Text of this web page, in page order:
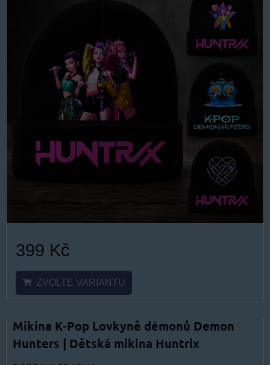
399 Kč
ZVOLTE VARIANTU
Mikina K-Pop Lovkyně démonů Demon
Hunters | Dětská mikina Huntrix